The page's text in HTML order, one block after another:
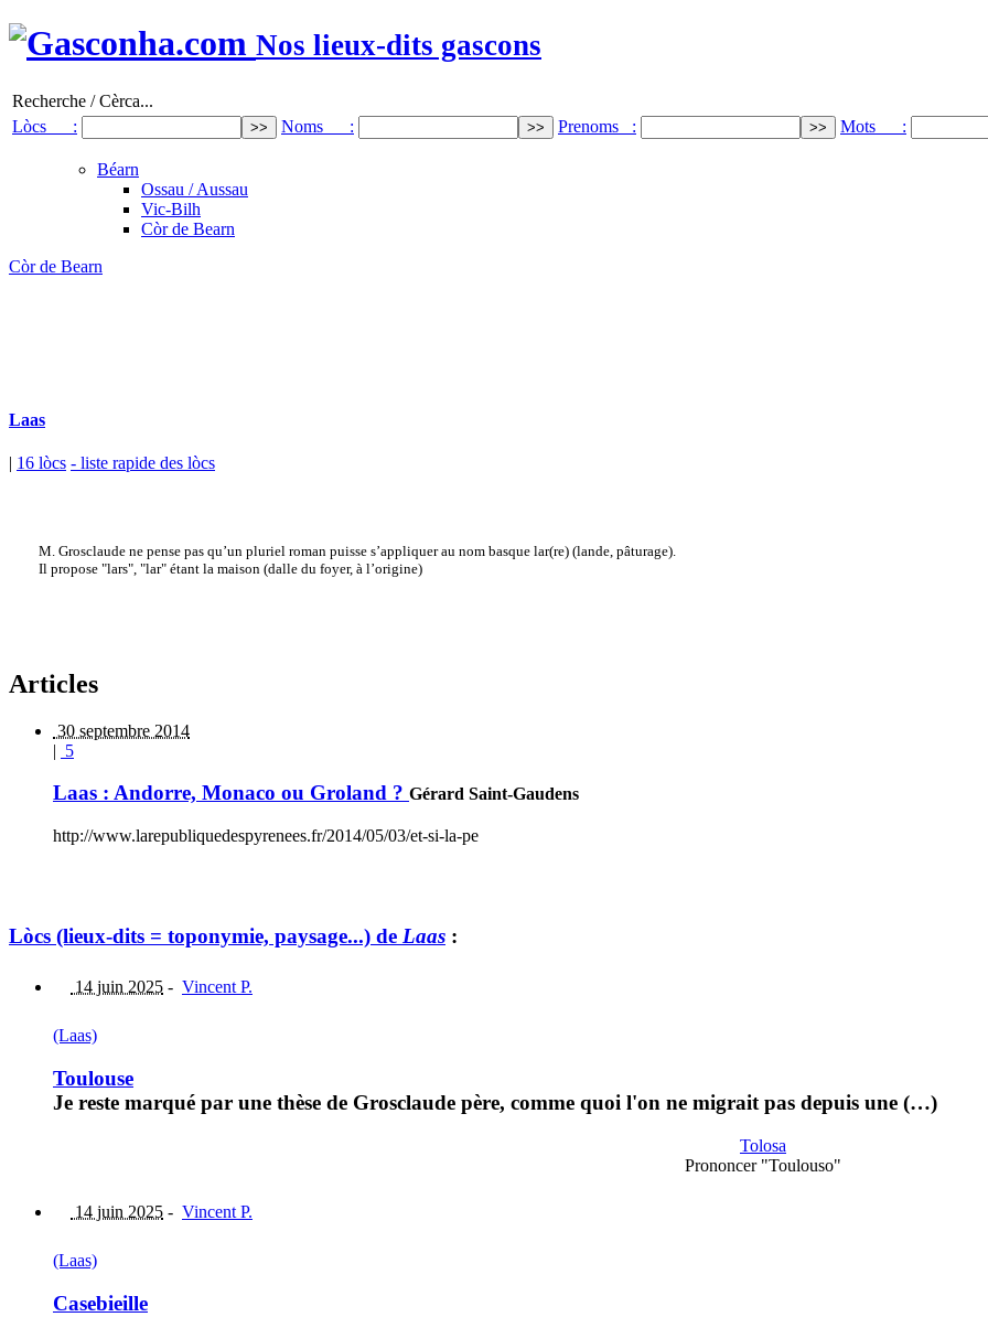
Nos lieux-dits gascons
Recherche / Cèrca...
Lòcs :
Noms : Prenoms : Mots :
Béarn
Ossau / Aussau
Vic-Bilh
Còr de Bearn
Còr de Bearn
Laas
| 16 lòcs - liste rapide des lòcs
M. Grosclaude ne pense pas qu’un pluriel roman puisse s’appliquer au nom basque lar(re) (lande, pâturage).
Il propose "lars", "lar" étant la maison (dalle du foyer, à l’origine)
Articles
30 septembre 2014
| 5
Laas : Andorre, Monaco ou Groland ? Gérard Saint-Gaudens
http://www.larepubliquedespyrenees.fr/2014/05/03/et-si-la-pe
Lòcs (lieux-dits = toponymie, paysage...) de Laas :
14 juin 2025 - Vincent P.
(Laas)
Toulouse
Je reste marqué par une thèse de Grosclaude père, comme quoi l'on ne migrait pas depuis une (…)
Tolosa
Prononcer "Toulouso"
14 juin 2025 - Vincent P.
(Laas)
Casebieille